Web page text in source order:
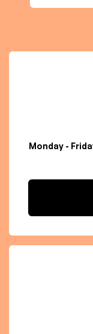
Monday -